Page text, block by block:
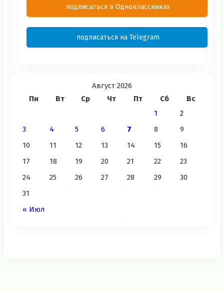
подписаться в Одноклассниках
подписаться на Telegram
Август 2026
Пн
Вт Ср Чт Пт Сб Вс
« Июл
1
2
3
4 5 6 7 8
9
10
11 12 13 14 15
16
17
18 19 20 21 22
23
24
25 26 27 28 29
30
31